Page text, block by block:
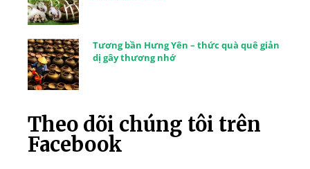
Tương bần Hưng Yên – thức quà quê giản
dị gây thương nhớ
Theo dõi chúng tôi trên
Facebook